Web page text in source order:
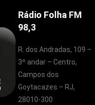
Rádio Folha FM
98,3
R. dos Andradas, 109 –
3º andar – Centro,
Campos dos
Goytacazes – RJ,
28010-300